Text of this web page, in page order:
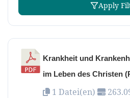
Apply
Krankheit und
im Leben des Christen
1 Datei(en)